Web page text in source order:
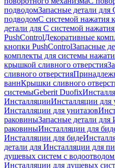
подводомЗапасные детали
подводомС системой нажатия
детали для С системой
PushControlДекоративные
кнопки PushControlЗапасные
комплекты для системы
крышкой сливного отверстия
сливного отверстия
ваннКрышки сливного
системыGeberit Duofix
ИнсталляцииИнсталляции для
Инсталляции для унитазов
раковиныЗапасные детали для
раковиныИнсталляции для
Инсталляции для биде
детали для Инсталляции для
душевых систем с водоотводом
Инсталляции для душевых